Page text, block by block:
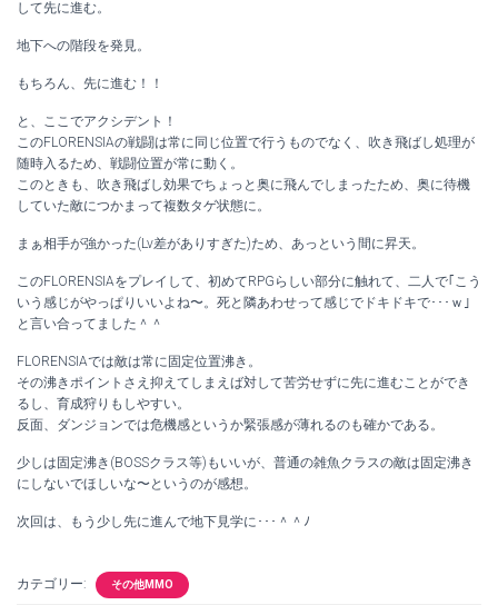
して先に進む。
地下への階段を発見。
もちろん、先に進む！！
と、ここでアクシデント！
このFLORENSIAの戦闘は常に同じ位置で行うものでなく、吹き飛ばし処理が
随時入るため、戦闘位置が常に動く。
このときも、吹き飛ばし効果でちょっと奥に飛んでしまったため、奥に待機
していた敵につかまって複数タゲ状態に。
まぁ相手が強かった(Lv差がありすぎた)ため、あっという間に昇天。
このFLORENSIAをプレイして、初めてRPGらしい部分に触れて、二人で｢こう
いう感じがやっぱりいいよね〜。死と隣あわせって感じでドキドキで･･･ｗ｣
と言い合ってました＾＾
FLORENSIAでは敵は常に固定位置沸き。
その沸きポイントさえ抑えてしまえば対して苦労せずに先に進むことができ
るし、育成狩りもしやすい。
反面、ダンジョンでは危機感というか緊張感が薄れるのも確かである。
少しは固定沸き(BOSSクラス等)もいいが、普通の雑魚クラスの敵は固定沸き
にしないでほしいな〜というのが感想。
次回は、もう少し先に進んで地下見学に･･･＾＾ﾉ
カテゴリー: その他MMO